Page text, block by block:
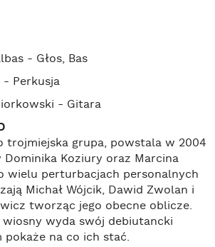
- Głos, Bas
- Perkusja
- Gitara
trojmiejska grupa, powstala w 2004
Koziury oraz Marcina
wielu perturbacjach personalnych
Michał Wójcik, Dawid Zwolan i
tworząc jego obecne oblicze.
wyda swój debiutancki
na co ich stać.